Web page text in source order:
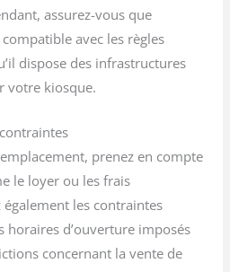
assurez-vous que
avec les règles
dispose des infrastructures
votre kiosque.
prenez en compte
le loyer ou les frais
également les contraintes
horaires d’ouverture imposés
concernant la vente de